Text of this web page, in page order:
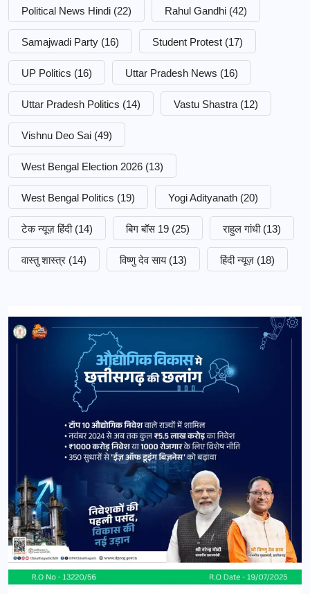
Political News Hindi (22) Rahul Gandhi (42)
Samajwadi Party (16) Student Protest (17)
UP Politics (16) Uttar Pradesh News (16)
Uttar Pradesh Politics (14) Vastu Shastra (12)
Vishnu Deo Sai (49)
West Bengal Election 2026 (13)
West Bengal Politics (19) Yogi Adityanath (20)
टेक न्यूज़ हिंदी (14) बिग बॉस 19 (25) राहुल गांधी (13)
वास्तु शास्त्र (14) विष्णु देव साय (13) हिंदी न्यूज़ (18)